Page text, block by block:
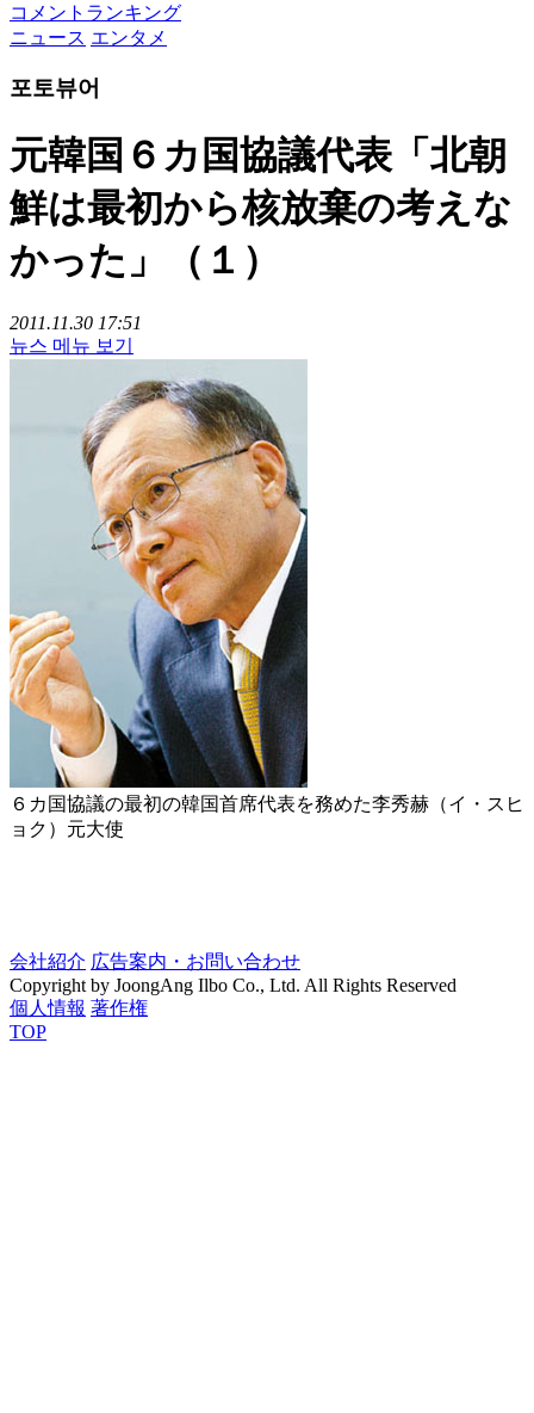
コメントランキング
ニュース エンタメ
포토뷰어
元韓国６カ国協議代表「北朝
鮮は最初から核放棄の考えな
かった」（１）
2011.11.30 17:51
뉴스 메뉴 보기
６カ国協議の最初の韓国首席代表を務めた李秀赫（イ・スヒ
ョク）元大使
会社紹介 広告案内・お問い合わせ
Copyright by JoongAng Ilbo Co., Ltd. All Rights Reserved
個人情報 著作権
TOP